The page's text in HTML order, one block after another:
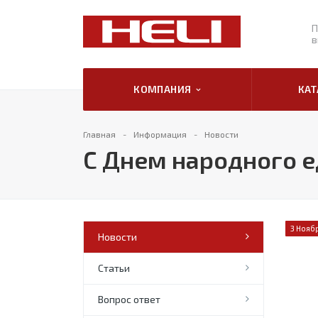
КОМПАНИЯ
Главная Информация Новости
С Днем народного
Новости
Статьи
Вопрос ответ
3